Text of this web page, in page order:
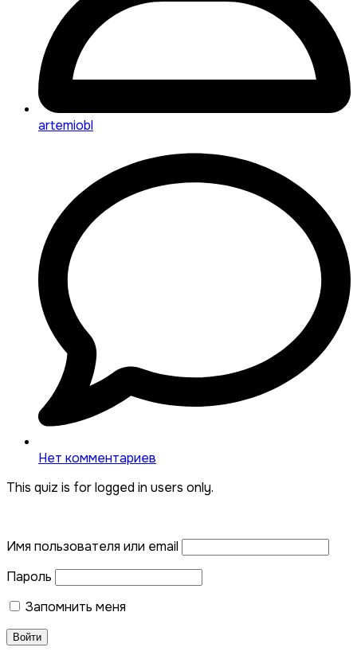
artemiobl
Нет комментариев
This quiz is for logged in users only.
Имя пользователя или email
Пароль
Запомнить меня